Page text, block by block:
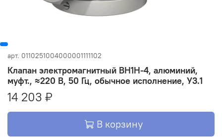
арт. 0110251004000001111102
Клапан электромагнитный ВН1Н-4, алюминий,
муфт., ≈220 В, 50 Гц, обычное исполнение, У3.1
14 203 ₽
В корзину